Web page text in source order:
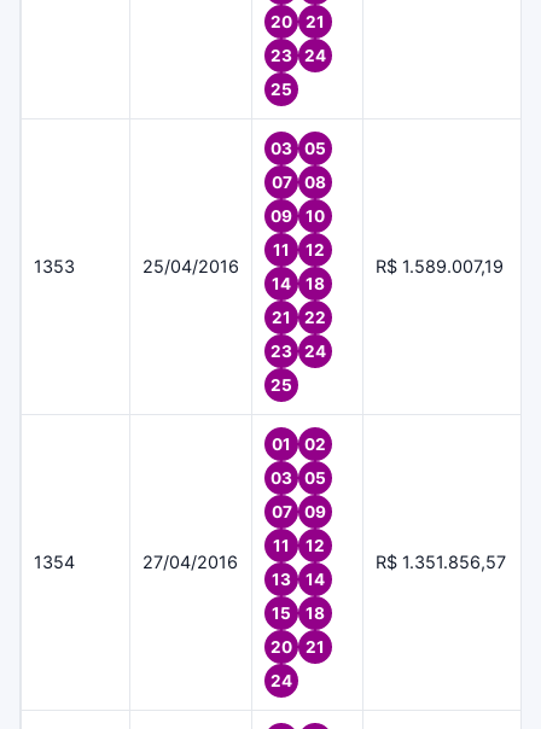
20
21
23
24
25
1353 25/04/2016
03
05
07
08
09
10
11
12
14
18
21
22
23
24
25
R$ 1.589.007,19
1354 27/04/2016
01
02
03
05
07
09
11
12
13
14
15
18
20
21
24
R$ 1.351.856,57